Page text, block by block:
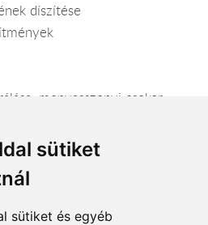
sütiket
sütiket és egyéb
díszítése
menyasszonyi csokor,
csokor, kitűző.
urna- és koporsódíszek